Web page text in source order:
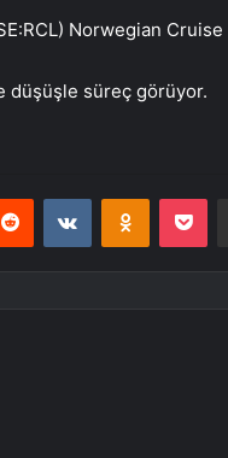
RCL) Norwegian Cruise
düşüşle süreç görüyor.
Reddit VKontakte